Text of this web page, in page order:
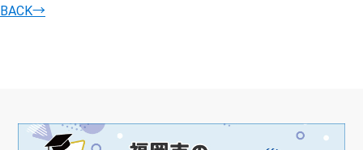
BACK→